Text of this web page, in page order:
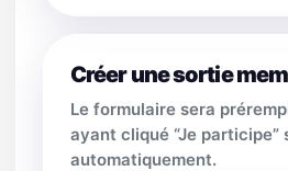
Créer une sortie
Le formulaire sera
ayant cliqué “Je
automatiquement.